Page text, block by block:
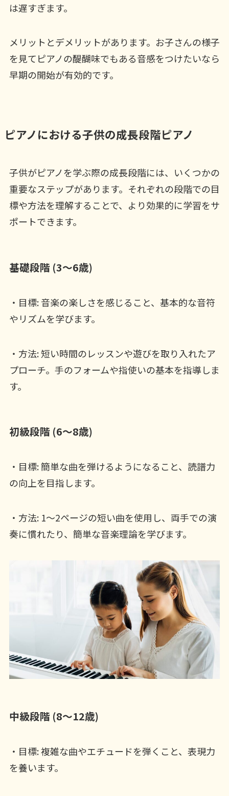
は遅すぎます。
メリットとデメリットがあります。お子さんの様子
を見てピアノの醍醐味でもある音感をつけたいなら
早期の開始が有効的です。
ピアノにおける子供の成長段階ピアノ
子供がピアノを学ぶ際の成長段階には、いくつかの
重要なステップがあります。それぞれの段階での目
標や方法を理解することで、より効果的に学習をサ
ポートできます。
基礎段階 (3～6歳)
・目標: 音楽の楽しさを感じること、基本的な音符
やリズムを学びます。
・方法: 短い時間のレッスンや遊びを取り入れたア
プローチ。手のフォームや指使いの基本を指導しま
す。
初級段階 (6～8歳)
・目標: 簡単な曲を弾けるようになること、読譜力
の向上を目指します。
・方法: 1〜2ページの短い曲を使用し、両手での演
奏に慣れたり、簡単な音楽理論を学びます。
中級段階 (8～12歳)
・目標: 複雑な曲やエチュードを弾くこと、表現力
を養います。